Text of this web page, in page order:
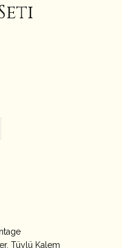
, Tüylü Kalem